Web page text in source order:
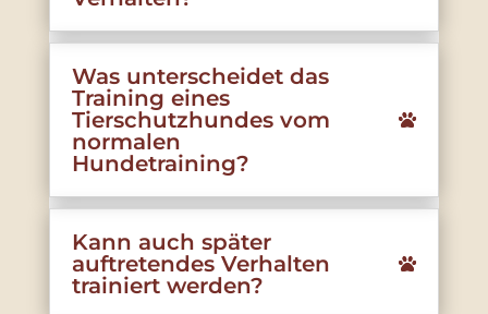
Was unterscheidet das
Training eines
Tierschutzhundes vom
normalen
Hundetraining?
Kann auch später
auftretendes Verhalten
trainiert werden?